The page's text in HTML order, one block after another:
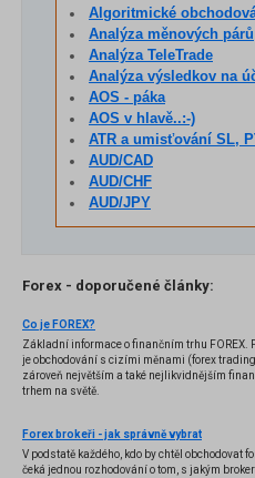
Algoritmické
Analýza měnových párů
Analýza TeleTrade
Analýza výsledkov na
AOS - páka
AOS v hlavě..:-)
ATR a umisťování SL,
AUD/CAD
AUD/CHF
AUD/JPY
Forex - doporučené články:
Co je FOREX?
Základní informace o finančním trhu FOREX.
je obchodování s cizími měnami (forex
zároveň největším a také nejlikvidnějším
trhem na světě.
Forex brokeři - jak správně vybrat
V podstatě každého, kdo by chtěl obchodovat
čeká jednou rozhodování o tom, s jakým